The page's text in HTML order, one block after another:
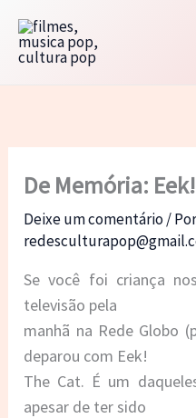
para
De Memória:
Deixe um comentário/
Se você foi criança
televisão pela
manhã na Rede Globo
deparou com Eek!
The Cat. É um
apesar de ter sido